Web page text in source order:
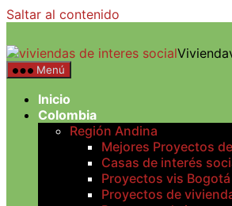
Saltar al contenido
Menú
Inicio
Colombia
Región Andina
Mejores Proyectos
Casas de interés
Proyectos vis Bogotá
Proyectos de